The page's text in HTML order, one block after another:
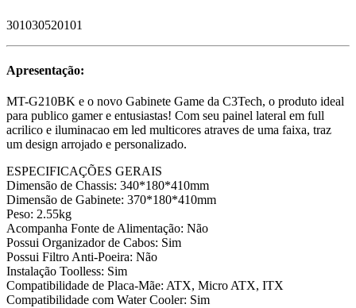
301030520101
Apresentação:
MT-G210BK e o novo Gabinete Game da C3Tech, o produto ideal
para publico gamer e entusiastas! Com seu painel lateral em full
acrilico e iluminacao em led multicores atraves de uma faixa, traz
um design arrojado e personalizado.
ESPECIFICAÇÕES GERAIS
Dimensão de Chassis: 340*180*410mm
Dimensão de Gabinete: 370*180*410mm
Peso: 2.55kg
Acompanha Fonte de Alimentação: Não
Possui Organizador de Cabos: Sim
Possui Filtro Anti-Poeira: Não
Instalação Toolless: Sim
Compatibilidade de Placa-Mãe: ATX, Micro ATX, ITX
Compatibilidade com Water Cooler: Sim